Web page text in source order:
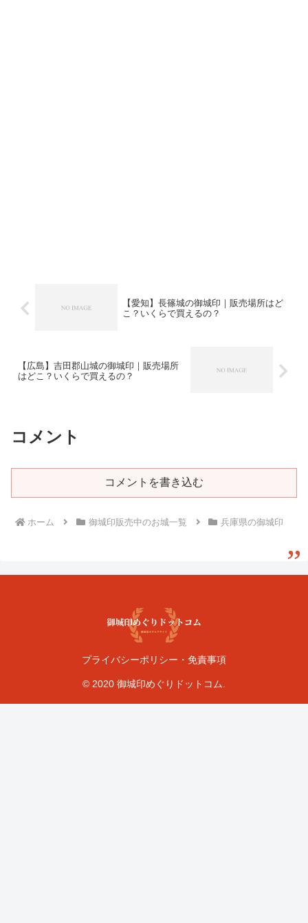
【愛知】長篠城の御城印｜販売場所はど
こ？いくらで買えるの？
【広島】吉田郡山城の御城印｜販売場所
はどこ？いくらで買えるの？
コメント
コメントを書き込む
ホーム 御城印販売中のお城一覧 兵庫県の御城印
プライバシーポリシー・免責事項
© 2020 御城印めぐりドットコム.